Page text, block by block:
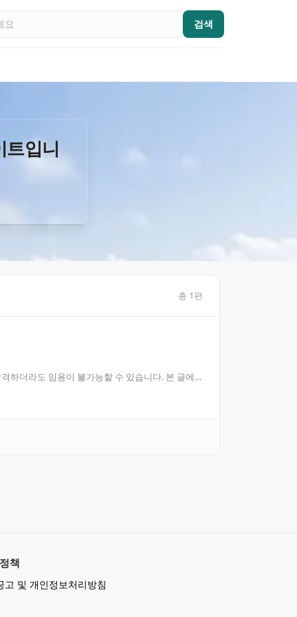
검색
트입니
총 1편
하더라도 임용이 불가능할 수 있습니다. 본 글에
책
고 및 개인정보처리방침